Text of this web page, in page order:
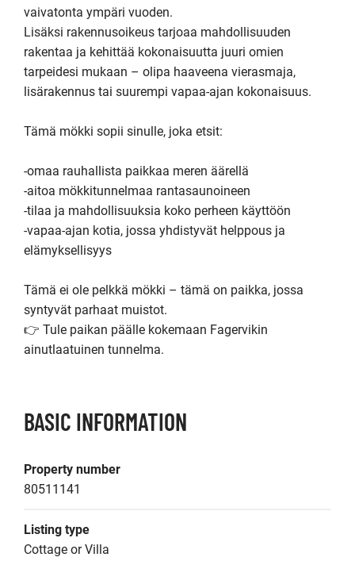
vaivatonta ympäri vuoden.
Lisäksi rakennusoikeus tarjoaa mahdollisuuden
rakentaa ja kehittää kokonaisuutta juuri omien
tarpeidesi mukaan – olipa haaveena vierasmaja,
lisärakennus tai suurempi vapaa-ajan kokonaisuus.
Tämä mökki sopii sinulle, joka etsit:
-omaa rauhallista paikkaa meren äärellä
-aitoa mökkitunnelmaa rantasaunoineen
-tilaa ja mahdollisuuksia koko perheen käyttöön
-vapaa-ajan kotia, jossa yhdistyvät helppous ja
elämyksellisyys
Tämä ei ole pelkkä mökki – tämä on paikka, jossa
syntyvät parhaat muistot.
👉 Tule paikan päälle kokemaan Fagervikin
ainutlaatuinen tunnelma.
BASIC INFORMATION
Property number
80511141
Listing type
Cottage or Villa